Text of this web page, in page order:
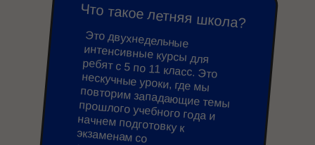
Что такое летняя школа?
Это двухнедельные
интенсивные курсы для
ребят с 5 по 11 класс. Это
нескучные уроки, где мы
повторим западающие темы прошлого учебного года и
начнем подготовку к
экзаменам со